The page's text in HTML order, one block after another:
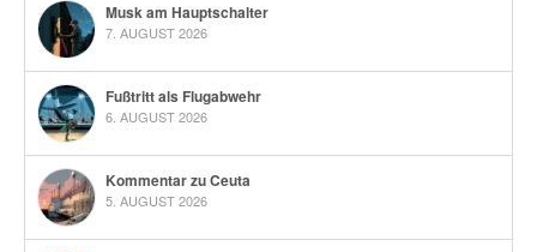
Musk am Hauptschalter
7. AUGUST 2026
Fußtritt als Flugabwehr
6. AUGUST 2026
Kommentar zu Ceuta
5. AUGUST 2026